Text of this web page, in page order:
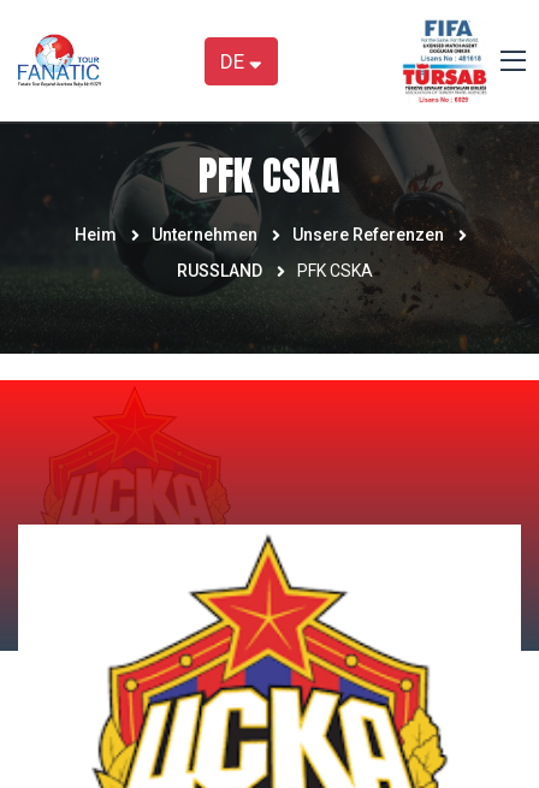
DE
PFK CSKA
Heim Unternehmen
Unsere Referenzen
RUSSLAND
PFK CSKA